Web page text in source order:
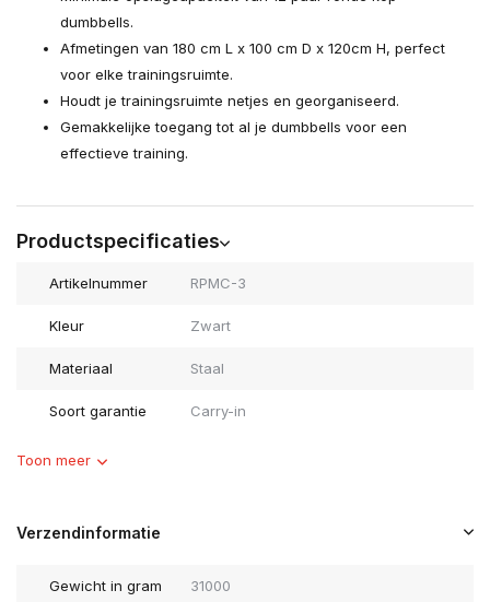
dumbbells.
Afmetingen van 180 cm L x 100 cm D x 120cm H, perfect
voor elke trainingsruimte.
Houdt je trainingsruimte netjes en georganiseerd.
Gemakkelijke toegang tot al je dumbbells voor een
effectieve training.
Productspecificaties
Artikelnummer RPMC-3
Kleur Zwart
Materiaal Staal
Soort garantie Carry-in
Toon meer
Verzendinformatie
Gewicht in gram 31000